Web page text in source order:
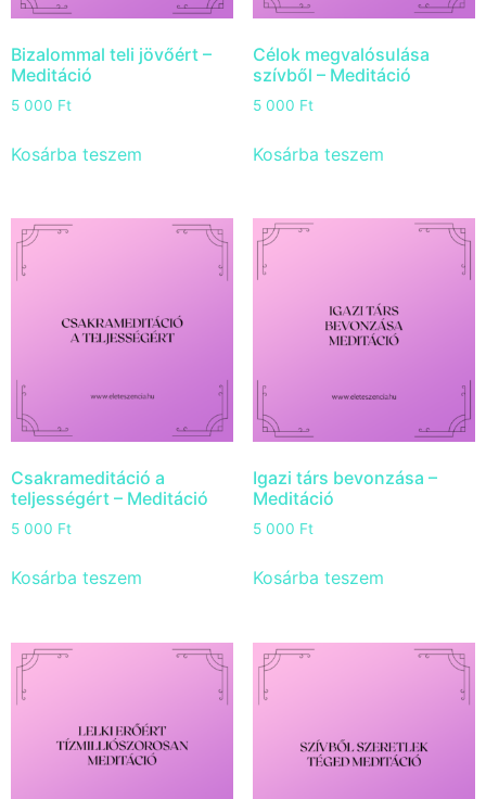
Bizalommal teli jövőért –
Meditáció
5 000 Ft
Kosárba teszem
Célok megvalósulása
szívből – Meditáció
5 000 Ft
Kosárba teszem
Csakrameditáció a
teljességért – Meditáció
5 000 Ft
Kosárba teszem
Igazi társ bevonzása –
Meditáció
5 000 Ft
Kosárba teszem